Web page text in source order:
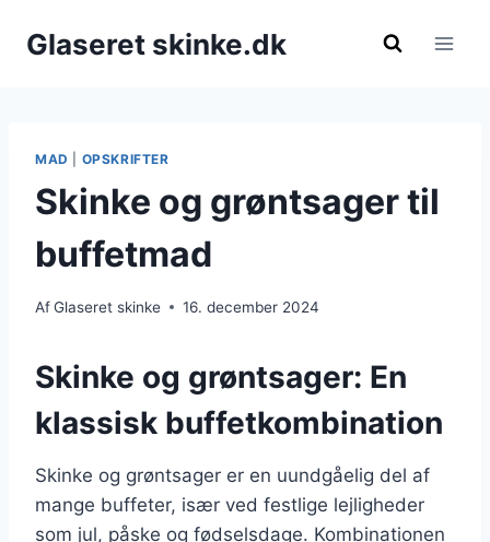
Glaseret skinke.dk
MAD OPSKRIFTER
Skinke og grøntsager til
buffetmad
AfGlaseret skinke 16. december 2024
Skinke og grøntsager: En
klassisk buffetkombination
Skinke og grøntsager er en uundgåelig del af
mange buffeter, især ved festlige lejligheder
som jul, påske og fødselsdage. Kombinationen